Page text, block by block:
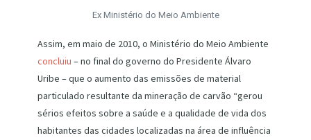
Ex Ministério do Meio Ambiente
Assim, em maio de 2010, o Ministério do Meio Ambiente
concluiu – no final do governo do Presidente Álvaro
Uribe – que o aumento das emissões de material
particulado resultante da mineração de carvão “gerou
sérios efeitos sobre a saúde e a qualidade de vida dos
habitantes das cidades localizadas na área de influência